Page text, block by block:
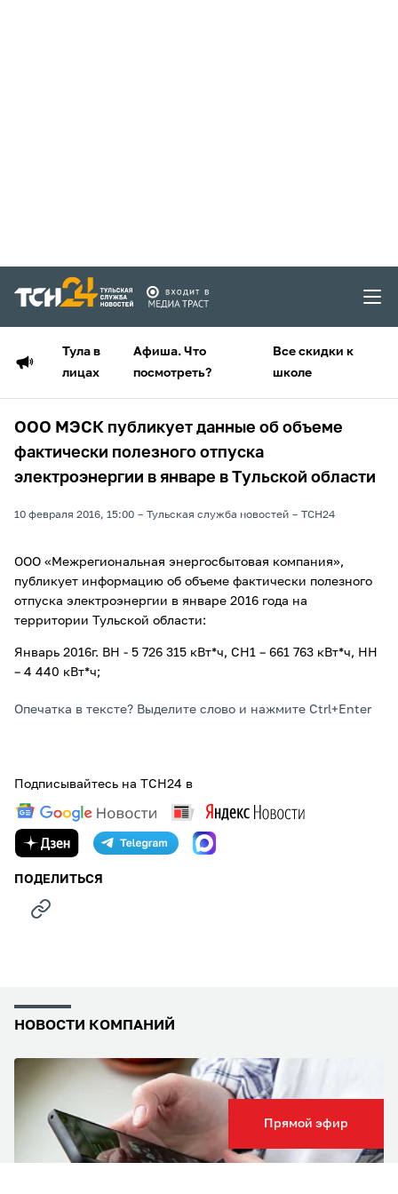
Тула в
лицах
Афиша. Что
посмотреть?
Все скидки к
школе
Прямой эфир
ООО МЭСК публикует данные об объеме
фактически полезного отпуска
электроэнергии в январе в Тульской области
10 февраля 2016, 15:00 Тульская служба новостей ТСН24
ООО «Межрегиональная энергосбытовая компания»,
публикует информацию об объеме фактически полезного
отпуска электроэнергии в январе 2016 года на
территории Тульской области:
Январь 2016г. ВН - 5 726 315 кВт*ч, СН1 – 661 763 кВт*ч, НН
– 4 440 кВт*ч;
Опечатка в тексте? Выделите слово и нажмите Ctrl+Enter
Подписывайтесь на ТСН24 в
ПОДЕЛИТЬСЯ
НОВОСТИ КОМПАНИЙ